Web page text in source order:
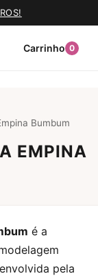
Carrinho 0
Bumbum
EMPINA
é a
pela